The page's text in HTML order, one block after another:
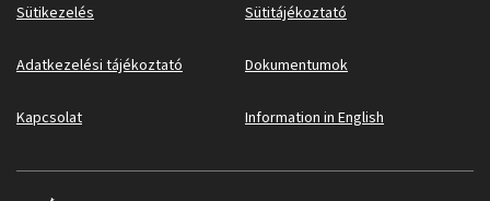
Sütikezelés Sütitájékoztató
Adatkezelési tájékoztató Dokumentumok
Kapcsolat Information in English